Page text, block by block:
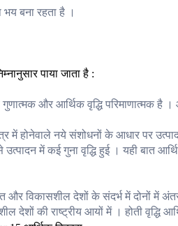
बना रहता है ।
पाया जाता है :
और आर्थिक वृद्धि परिमाणात्मक है
में होनेवाले नये संशोधनों के आधार पर
में कई गुना वृद्धि हुई । यही बात
विकासशील देशों के संदर्भ में दोनों में अंतर
देशों की राष्ट्रीय आयों में । होती वृद्धि